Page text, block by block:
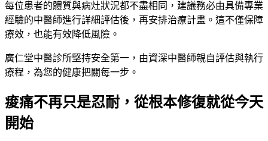
每位患者的體質與病灶狀況都不盡相同，建議務必由具備專業
經驗的中醫師進行詳細評估後，再安排治療計畫。這不僅保障
療效，也能有效降低風險。
廣仁堂中醫診所堅持安全第一，由資深中醫師親自評估與執行
療程，為您的健康把關每一步。
痠痛不再只是忍耐，從根本修復就從今天
開始